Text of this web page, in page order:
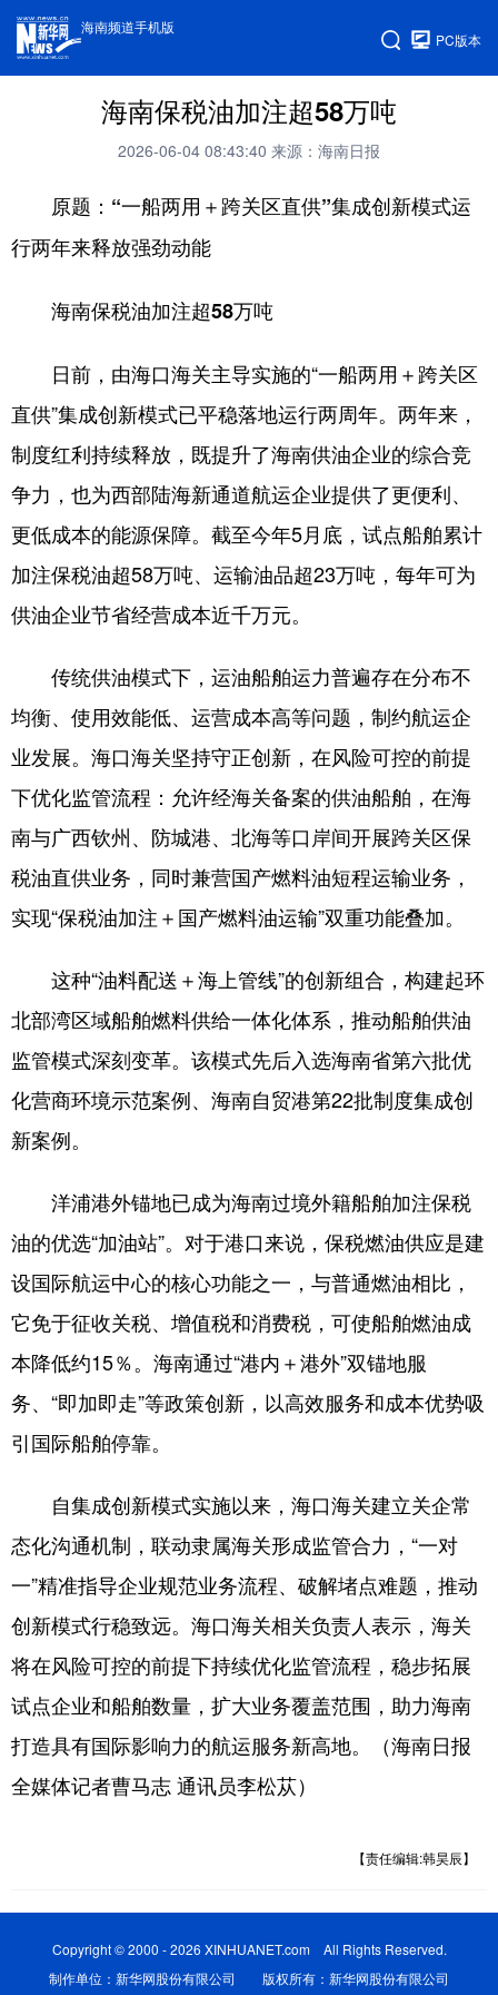
海南频道手机版
PC版本
海南保税油加注超58万吨
2026-06-04 08:43:40 来源：海南日报
原题：“一船两用＋跨关区直供”集成创新模式运
行两年来释放强劲动能
海南保税油加注超58万吨
日前，由海口海关主导实施的“一船两用＋跨关区
直供”集成创新模式已平稳落地运行两周年。两年来，
制度红利持续释放，既提升了海南供油企业的综合竞
争力，也为西部陆海新通道航运企业提供了更便利、
更低成本的能源保障。截至今年5月底，试点船舶累计
加注保税油超58万吨、运输油品超23万吨，每年可为
供油企业节省经营成本近千万元。
传统供油模式下，运油船舶运力普遍存在分布不
均衡、使用效能低、运营成本高等问题，制约航运企
业发展。海口海关坚持守正创新，在风险可控的前提
下优化监管流程：允许经海关备案的供油船舶，在海
南与广西钦州、防城港、北海等口岸间开展跨关区保
税油直供业务，同时兼营国产燃料油短程运输业务，
实现“保税油加注＋国产燃料油运输”双重功能叠加。
这种“油料配送＋海上管线”的创新组合，构建起环
北部湾区域船舶燃料供给一体化体系，推动船舶供油
监管模式深刻变革。该模式先后入选海南省第六批优
化营商环境示范案例、海南自贸港第22批制度集成创
新案例。
洋浦港外锚地已成为海南过境外籍船舶加注保税
油的优选“加油站”。对于港口来说，保税燃油供应是建
设国际航运中心的核心功能之一，与普通燃油相比，
它免于征收关税、增值税和消费税，可使船舶燃油成
本降低约15％。海南通过“港内＋港外”双锚地服
务、“即加即走”等政策创新，以高效服务和成本优势吸
引国际船舶停靠。
自集成创新模式实施以来，海口海关建立关企常
态化沟通机制，联动隶属海关形成监管合力，“一对
一”精准指导企业规范业务流程、破解堵点难题，推动
创新模式行稳致远。海口海关相关负责人表示，海关
将在风险可控的前提下持续优化监管流程，稳步拓展
试点企业和船舶数量，扩大业务覆盖范围，助力海南
打造具有国际影响力的航运服务新高地。（海南日报
全媒体记者曹马志 通讯员李松苁）
【责任编辑:韩昊辰】
Copyright © 2000 - 2026 XINHUANET.com All Rights Reserved.
制作单位：新华网股份有限公司 版权所有：新华网股份有限公司